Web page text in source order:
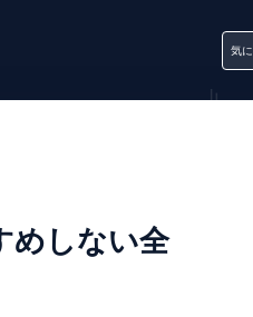
めしない全